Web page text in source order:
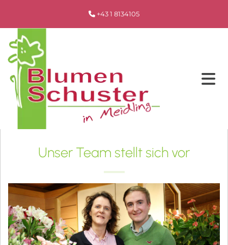
 +43 1 8134105
Unser Team stellt sich vor